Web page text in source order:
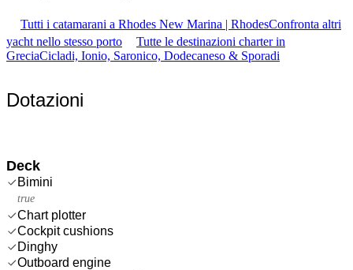
Tutti i catamarani a Rhodes New Marina | RhodesConfronta altri
yacht nello stesso porto
Tutte le destinazioni charter in
GreciaCicladi, Ionio, Saronico, Dodecaneso & Sporadi
Dotazioni
Deck
Bimini
true
Chart plotter
Cockpit cushions
Dinghy
Outboard engine